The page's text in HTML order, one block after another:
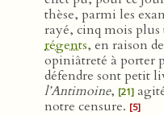
thèse, parmi les
rayé, cinq mois plus
régents, en raison
opiniâtreté à porter
défendre sont petit
l’Antimoine, [21]
notre censure. [5]